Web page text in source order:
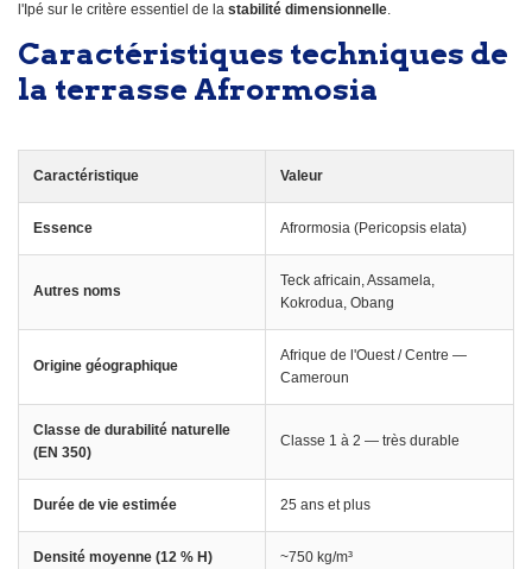
l'Ipé sur le critère essentiel de la stabilité dimensionnelle.
Caractéristiques techniques de
la terrasse Afrormosia
Caractéristique Valeur
Essence Afrormosia (Pericopsis elata)
Autres noms
Teck africain, Assamela,
Kokrodua, Obang
Origine géographique
Afrique de l'Ouest / Centre —
Cameroun
Classe de durabilité naturelle
(EN 350)
Classe 1 à 2 — très durable
Durée de vie estimée 25 ans et plus
Densité moyenne (12 % H) ~750 kg/m³